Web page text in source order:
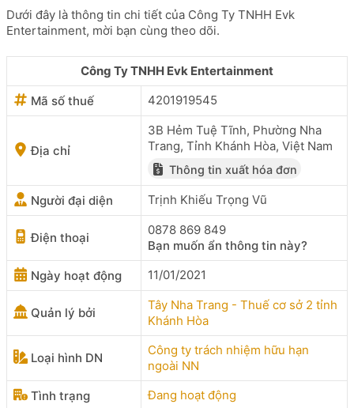
Dưới đây là thông tin chi tiết của Công Ty TNHH Evk
Entertainment, mời bạn cùng theo dõi.
Công Ty TNHH Evk Entertainment
Mã số thuế
4201919545
Địa chỉ
3B Hẻm Tuệ Tĩnh, Phường Nha
Trang, Tỉnh Khánh Hòa, Việt Nam
Thông tin xuất hóa đơn
Người đại diện Trịnh Khiếu Trọng Vũ
Điện thoại
0878 869 849
Bạn muốn ẩn thông tin này?
Ngày hoạt động
11/01/2021
Quản lý bởi
Tây Nha Trang - Thuế cơ sở 2 tỉnh
Khánh Hòa
Loại hình DN
Công ty trách nhiệm hữu hạn
ngoài NN
Tình trạng
Đang hoạt động